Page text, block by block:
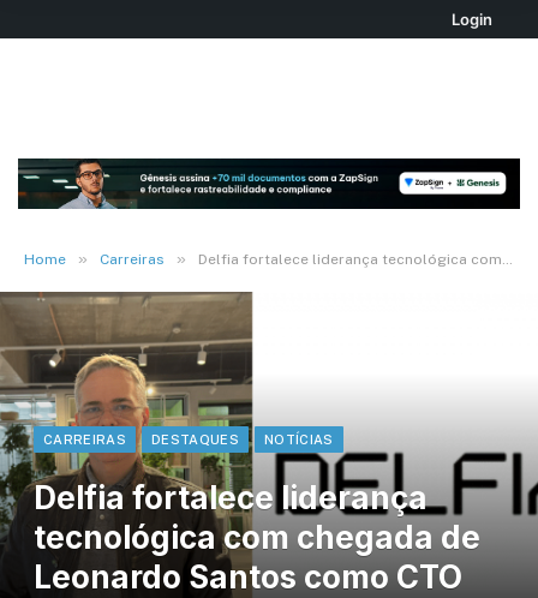
Login
Home » Carreiras » Delfia fortalece liderança tecnológica com chegada de Leonardo Santos como CTO
CARREIRAS DESTAQUES NOTÍCIAS
Delfia fortalece liderança
tecnológica com chegada de
Leonardo Santos como CTO